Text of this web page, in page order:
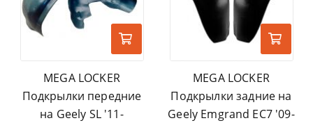
MEGA LOCKER
Подкрылки передние
на Geely SL '11-
MEGA LOCKER
Подкрылки задние на
Geely Emgrand EC7 '09-